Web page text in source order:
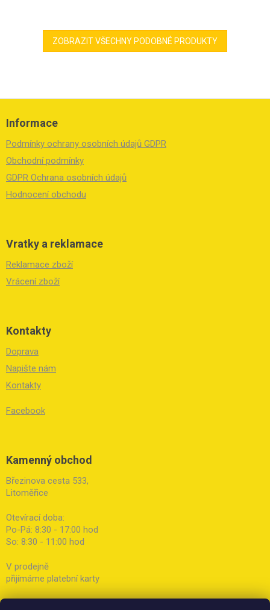
ZOBRAZIT VŠECHNY PODOBNÉ PRODUKTY
Z
Informace
Podmínky ochrany osobních údajů GDPR
Obchodní podmínky
GDPR Ochrana osobních údajů
Hodnocení obchodu
Vratky a reklamace
Reklamace zboží
Vrácení zboží
Kontakty
Doprava
Napište nám
Kontakty
Facebook
Kamenný obchod
Březinova cesta 533,
Litoměřice
Otevírací doba:
Po-Pá: 8:30 - 17:00 hod
So: 8:30 - 11:00 hod
V prodejně
přijímáme platební karty